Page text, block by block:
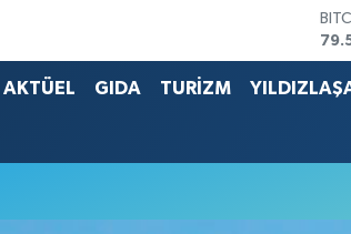
AKTÜEL GIDA TURİZM